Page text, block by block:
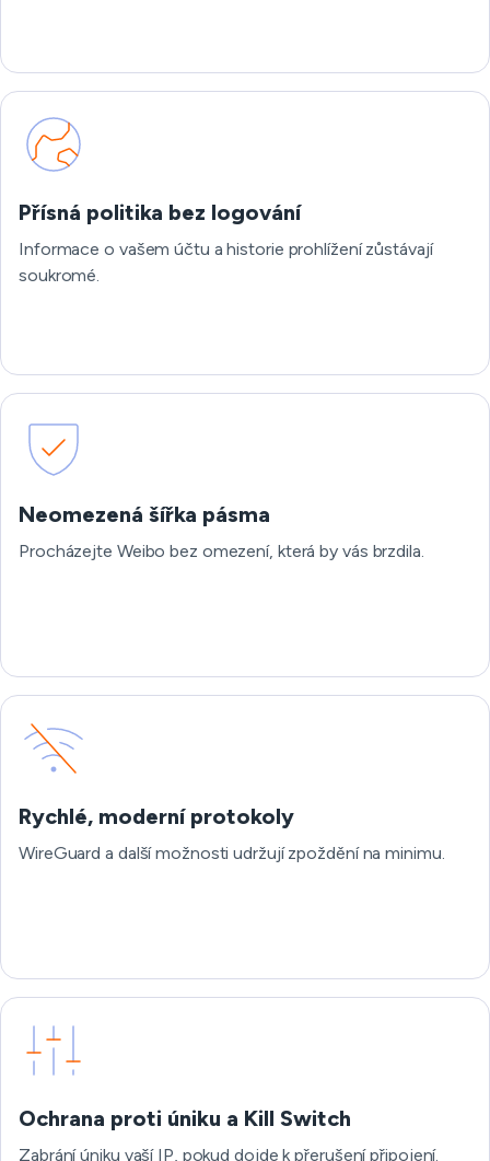
Přísná politika bez logování
Informace o vašem účtu a historie prohlížení zůstávají
soukromé.
Neomezená šířka pásma
Procházejte Weibo bez omezení, která by vás brzdila.
Rychlé, moderní protokoly
WireGuard a další možnosti udržují zpoždění na minimu.
Ochrana proti úniku a Kill Switch
Zabrání úniku vaší IP, pokud dojde k přerušení připojení.